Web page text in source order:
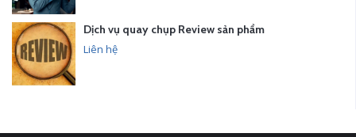
Dịch vụ quay chụp Review sản phẩm
Liên hệ